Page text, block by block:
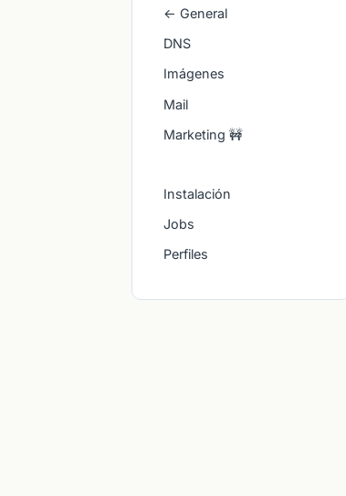
← General
DNS
Imágenes
Mail
Marketing 🚧
Instalación
Jobs
Perfiles